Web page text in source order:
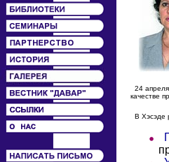
24
качестве
В Хэсэде